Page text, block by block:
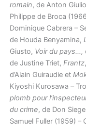
romain, de Anton
Philippe de Broca
Dominique Cabrera –
de Houda Benyamina,
Giusto, Voir du pays…,
de Justine Triet, Frantz
d’Alain Guiraudie et
Kiyoshi Kurosawa –
plomb pour
du crime, de Don
Samuel Fuller (1959) –